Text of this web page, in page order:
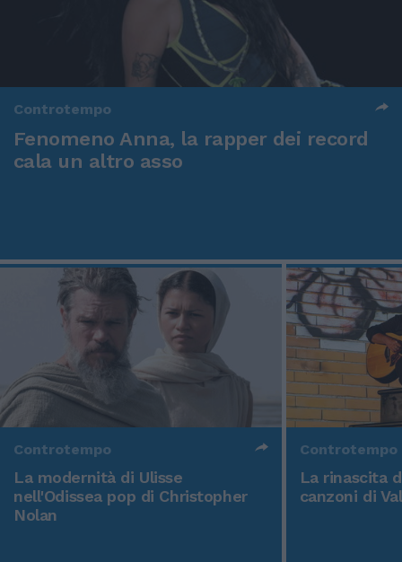
Controtempo
Fenomeno Anna, la rapper dei record
cala un altro asso
Controtempo
La modernità di Ulisse
nell'Odissea pop di Christopher
Nolan
Controtempo
La rinascita
canzoni di